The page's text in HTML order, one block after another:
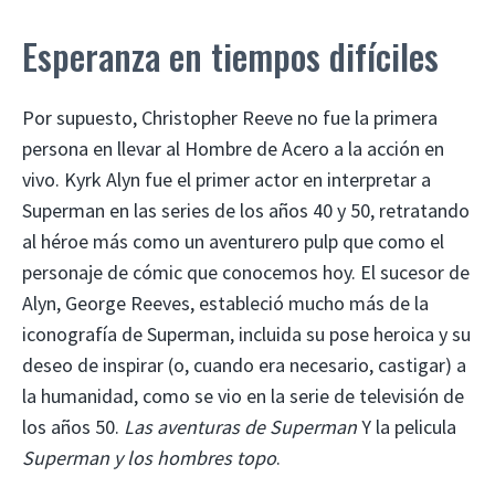
Esperanza en tiempos difíciles
Por supuesto, Christopher Reeve no fue la primera
persona en llevar al Hombre de Acero a la acción en
vivo. Kyrk Alyn fue el primer actor en interpretar a
Superman en las series de los años 40 y 50, retratando
al héroe más como un aventurero pulp que como el
personaje de cómic que conocemos hoy. El sucesor de
Alyn, George Reeves, estableció mucho más de la
iconografía de Superman, incluida su pose heroica y su
deseo de inspirar (o, cuando era necesario, castigar) a
la humanidad, como se vio en la serie de televisión de
los años 50. Las aventuras de SupermanY la pelicula
Superman y los hombres topo.